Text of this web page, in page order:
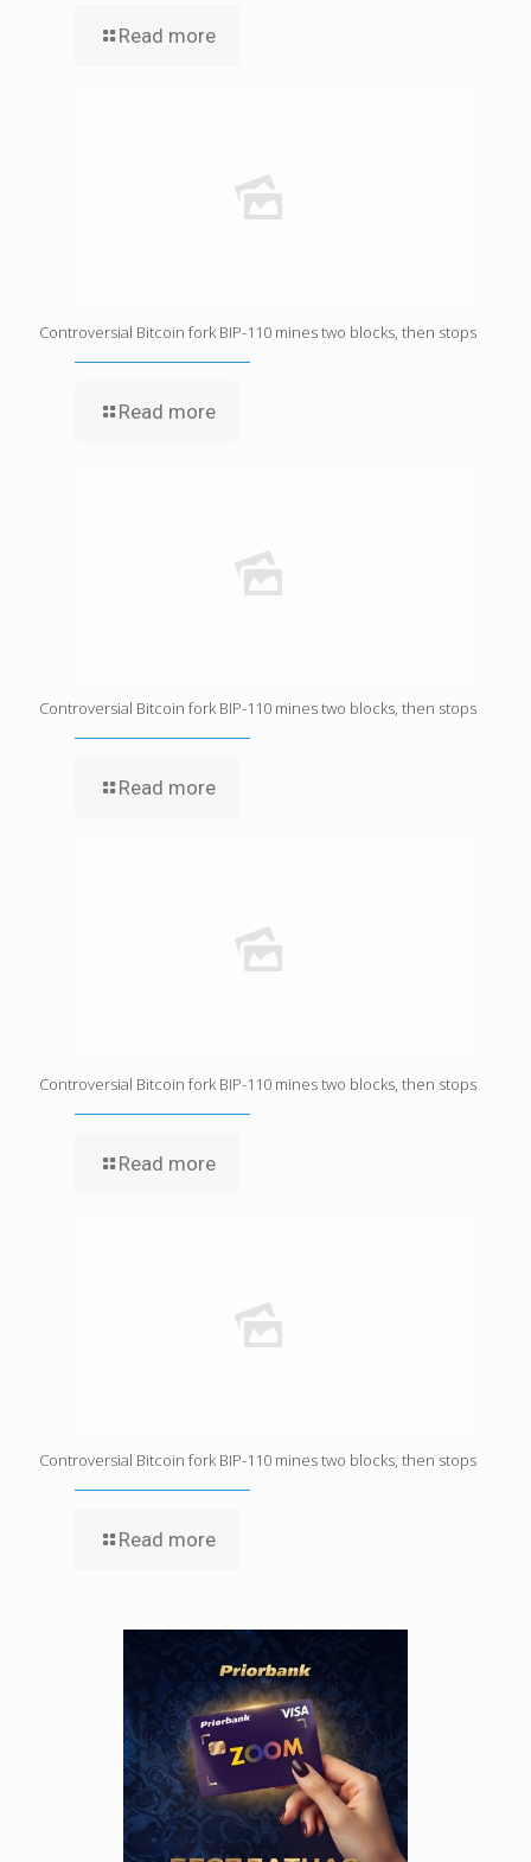
Read more
Controversial Bitcoin fork BIP-110 mines two blocks, then stops
Read more
Controversial Bitcoin fork BIP-110 mines two blocks, then stops
Read more
Controversial Bitcoin fork BIP-110 mines two blocks, then stops
Read more
Controversial Bitcoin fork BIP-110 mines two blocks, then stops
Read more